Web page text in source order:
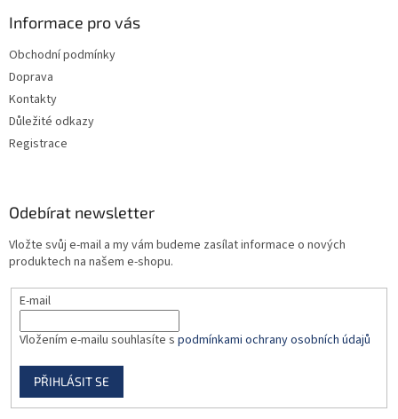
Informace pro vás
Obchodní podmínky
Doprava
Kontakty
Důležité odkazy
Registrace
Odebírat newsletter
Vložte svůj e-mail a my vám budeme zasílat informace o nových
produktech na našem e-shopu.
E-mail
Vložením e-mailu souhlasíte s podmínkami ochrany osobních údajů
PŘIHLÁSIT SE